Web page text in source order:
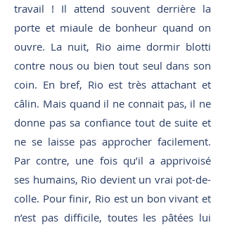
travail ! Il attend souvent derrière la
porte et miaule de bonheur quand on
ouvre. La nuit, Rio aime dormir blotti
contre nous ou bien tout seul dans son
coin. En bref, Rio est très attachant et
câlin. Mais quand il ne connait pas, il ne
donne pas sa confiance tout de suite et
ne se laisse pas approcher facilement.
Par contre, une fois qu’il a apprivoisé
ses humains, Rio devient un vrai pot-de-
colle. Pour finir, Rio est un bon vivant et
n’est pas difficile, toutes les pâtées lui